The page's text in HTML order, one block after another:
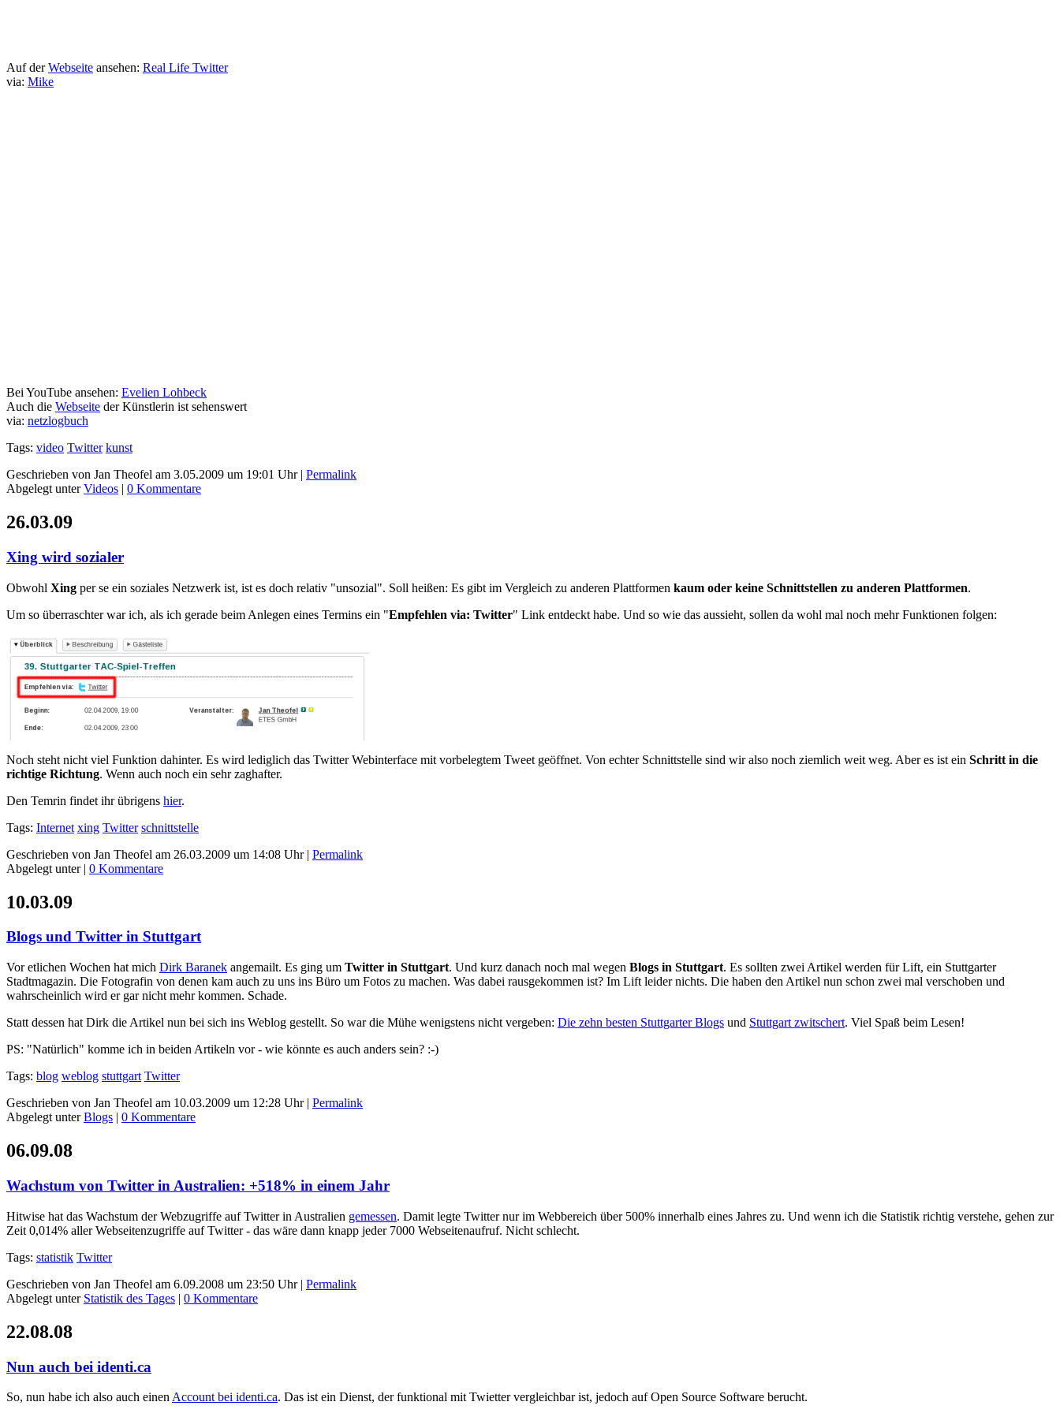
Auf derWebseite ansehen: Real Life Twitter
via: Mike
Bei YouTube ansehen: Evelien Lohbeck
Auch die Webseite der Künstlerin ist sehenswert
via: netzlogbuch
Tags: video Twitter kunst
Geschrieben von Jan Theofel am 3.05.2009 um 19:01 Uhr | Permalink
Abgelegt unterVideos | 0 Kommentare
26.03.09
Xing wird sozialer
Obwohl Xing per se ein soziales Netzwerk ist, ist es doch relativ "unsozial". Soll heißen: Es gibt im Vergleich zu anderen Plattformen kaum oder keine Schnittstellen zu anderen Plattformen.
Um so überraschter war ich, als ich gerade beim Anlegen eines Termins ein "Empfehlen via: Twitter" Link entdeckt habe. Und so wie das aussieht, sollen da wohl mal noch mehr Funktionen folgen:
Noch steht nicht viel Funktion dahinter. Es wird lediglich das Twitter Webinterface mit vorbelegtem Tweet geöffnet. Von echter Schnittstelle sind wir also noch ziemlich weit weg. Aber es ist ein Schritt in die
richtige Richtung. Wenn auch noch ein sehr zaghafter.
Den Temrin findet ihr übrigens hier.
Tags: Internet xing Twitter schnittstelle
Geschrieben von Jan Theofel am 26.03.2009 um 14:08 Uhr | Permalink
Abgelegt unter | 0 Kommentare
10.03.09
Blogs und Twitter in Stuttgart
Vor etlichen Wochen hat mich Dirk Baranek angemailt. Es ging um Twitter in Stuttgart. Und kurz danach noch mal wegen Blogs in Stuttgart. Es sollten zwei Artikel werden für Lift, ein Stuttgarter
Stadtmagazin. Die Fotografin von denen kam auch zu uns ins Büro um Fotos zu machen. Was dabei rausgekommen ist? Im Lift leider nichts. Die haben den Artikel nun schon zwei mal verschoben und
wahrscheinlich wird er gar nicht mehr kommen. Schade.
Statt dessen hat Dirk die Artikel nun bei sich ins Weblog gestellt. So war die Mühe wenigstens nicht vergeben: Die zehn besten Stuttgarter Blogs und Stuttgart zwitschert. Viel Spaß beim Lesen!
PS: "Natürlich" komme ich in beiden Artikeln vor - wie könnte es auch anders sein? :-)
Tags: blog weblog stuttgart Twitter
Geschrieben von Jan Theofel am 10.03.2009 um 12:28 Uhr | Permalink
Abgelegt unterBlogs | 0 Kommentare
06.09.08
Wachstum von Twitter in Australien: +518% in einem Jahr
Hitwise hat das Wachstum der Webzugriffe auf Twitter in Australien gemessen. Damit legte Twitter nur im Webbereich über 500% innerhalb eines Jahres zu. Und wenn ich die Statistik richtig verstehe, gehen zur
Zeit 0,014% aller Webseitenzugriffe auf Twitter - das wäre dann knapp jeder 7000 Webseitenaufruf. Nicht schlecht.
Tags: statistik Twitter
Geschrieben von Jan Theofel am 6.09.2008 um 23:50 Uhr | Permalink
Abgelegt unter Statistik des Tages | 0 Kommentare
22.08.08
Nun auch bei identi.ca
So, nun habe ich also auch einen Account bei identi.ca. Das ist ein Dienst, der funktional mit Twietter vergleichbar ist, jedoch auf Open Source Software berucht.